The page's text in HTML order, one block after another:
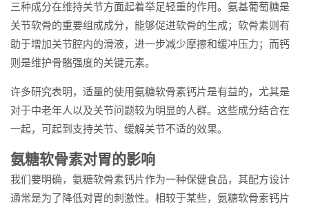
三种成分在维持关节方面起着举足轻重的作用。氨基葡萄糖是
关节软骨的重要组成成分，能够促进软骨的生成；软骨素则有
助于增加关节腔内的滑液，进一步减少摩擦和缓冲压力；而钙
则是维护骨骼强度的关键元素。
许多研究表明，适量的使用氨糖软骨素钙片是有益的，尤其是
对于中老年人以及关节问题较为明显的人群。这些成分结合在
一起，可起到支持关节、缓解关节不适的效果。
氨糖软骨素对胃的影响
我们要明确，氨糖软骨素钙片作为一种保健食品，其配方设计
通常是为了降低对胃的刺激性。相较于某些，氨糖软骨素钙片